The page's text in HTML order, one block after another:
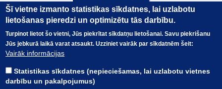
© Valsts kase 2017
Visas tiesības
EK GRĀMATVEDĪBAS KURSS
TERMINI
Šī vietne izmanto statistikas sīkdatnes, lai uzlabotu
lietošanas pieredzi un optimizētu tās darbību.
Turpinot lietot šo vietni, Jūs piekrītat sīkdatņu lietošanai. Savu piekrišanu
Jūs jebkurā laikā varat atsaukt. Uzziniet vairāk par sīkdatnēm šeit:
Vairāk informācijas
Statistikas sīkdatnes (nepieciešamas, lai uzlabotu vietnes
darbību un pakalpojumus)